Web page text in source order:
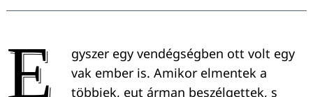
E
gyszer egy vendégségben ott volt egy
vak ember is. Amikor elmentek a
többiek, eut árman beszélgettek, s